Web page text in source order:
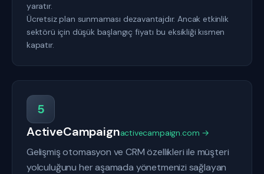
yaratır.
Ücretsiz plan sunmaması dezavantajdır. Ancak etkinlik
sektörü için düşük başlangıç fiyatı bu eksikliği kısmen
kapatır.
5
ActiveCampaignactivecampaign.com →
Gelişmiş otomasyon ve CRM özellikleri ile müşteri
yolculuğunu her aşamada yönetmenizi sağlayan